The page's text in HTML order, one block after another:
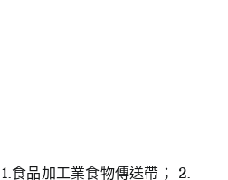
食品加工業食物傳送帶； 2.